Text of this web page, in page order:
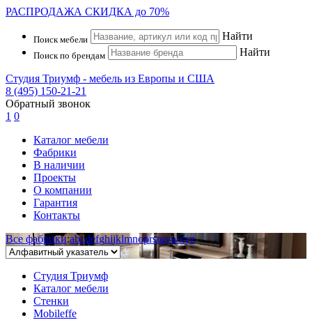
РАСПРОДАЖА СКИДКА до 70%
Поиск мебели Найти
Поиск по брендам Найти
Студия Триумф - мебель из Европы и США
8 (495) 150-21-21
Обратный звонок
1 0
Каталог мебели
Фабрики
В наличии
Проекты
О компании
Гарантия
Контакты
Все фабрики:abcdefghijklmnoprstuvwxyz
Студия Триумф
Каталог мебели
Стенки
Mobileffe